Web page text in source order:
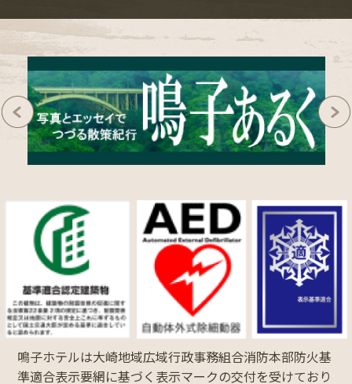
鳴子ホテルは大崎地域広域行政事務組合消防本部防火基
準適合表示要網に基づく表示マークの交付を受けており